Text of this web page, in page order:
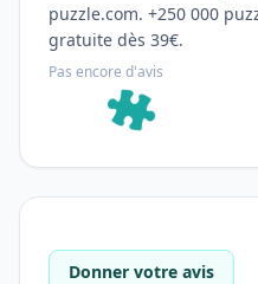
puzzle.com. +250 000
gratuite dès 39€.
Pas encore d'avis
Donner votre avis